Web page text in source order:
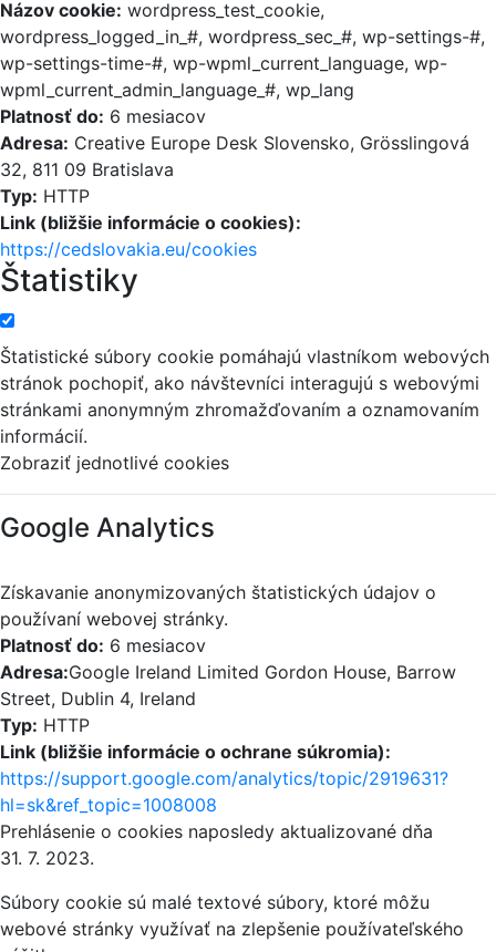
Názov cookie: wordpress_test_cookie,
wordpress_logged_in_#, wordpress_sec_#, wp-settings-#,
wp-settings-time-#, wp-wpml_current_language, wp-
wpml_current_admin_language_#, wp_lang
Platnosť do: 6 mesiacov
Adresa: Creative Europe Desk Slovensko, Grösslingová
32, 811 09 Bratislava
Typ: HTTP
Link (bližšie informácie o cookies):
https://cedslovakia.eu/cookies
Štatistiky
Štatistické súbory cookie pomáhajú vlastníkom webových
stránok pochopiť, ako návštevníci interagujú s webovými
stránkami anonymným zhromažďovaním a oznamovaním
informácií.
Zobraziť jednotlivé cookies
Google Analytics
Získavanie anonymizovaných štatistických údajov o
používaní webovej stránky.
Platnosť do: 6 mesiacov
Adresa:Google Ireland Limited Gordon House, Barrow
Street, Dublin 4, Ireland
Typ: HTTP
Link (bližšie informácie o ochrane súkromia):
https://support.google.com/analytics/topic/2919631?
hl=sk&ref_topic=1008008
Prehlásenie o cookies naposledy aktualizované dňa
31. 7. 2023.
Súbory cookie sú malé textové súbory, ktoré môžu
webové stránky využívať na zlepšenie používateľského